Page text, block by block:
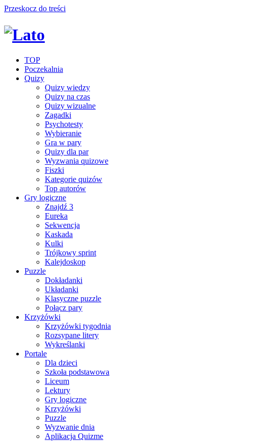
Przeskocz do treści
TOP
Poczekalnia
Quizy
Quizy wiedzy
Quizy na czas
Quizy wizualne
Zagadki
Psychotesty
Wybieranie
Gra w pary
Quizy dla par
Wyzwania quizowe
Fiszki
Kategorie quizów
Top autorów
Gry logiczne
Znajdź 3
Eureka
Sekwencja
Kaskada
Kulki
Trójkowy sprint
Kalejdoskop
Puzzle
Dokładanki
Układanki
Klasyczne puzzle
Połącz pary
Krzyżówki
Krzyżówki tygodnia
Rozsypane litery
Wykreślanki
Portale
Dla dzieci
Szkoła podstawowa
Liceum
Lektury
Gry logiczne
Krzyżówki
Puzzle
Wyzwanie dnia
Aplikacja Quizme